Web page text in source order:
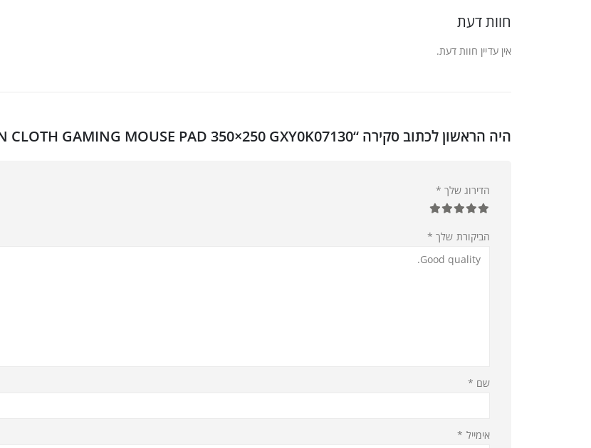
חוות דעת
אין עדיין חוות דעת.
היה הראשון לכתוב סקירה “LENOVO LEGION CLOTH GAMING MOUSE PAD 350×250 GXY0K07130”
הדירוג שלך *
הביקורת שלך *
שם *
אימייל *